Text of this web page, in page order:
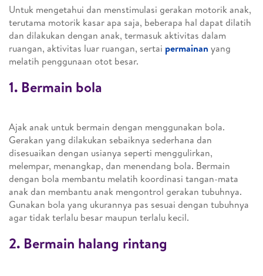
Untuk mengetahui dan menstimulasi gerakan motorik anak,
terutama motorik kasar apa saja, beberapa hal dapat dilatih
dan dilakukan dengan anak, termasuk aktivitas dalam
ruangan, aktivitas luar ruangan, sertai permainan yang
melatih penggunaan otot besar.
1. Bermain bola
Ajak anak untuk bermain dengan menggunakan bola.
Gerakan yang dilakukan sebaiknya sederhana dan
disesuaikan dengan usianya seperti menggulirkan,
melempar, menangkap, dan menendang bola. Bermain
dengan bola membantu melatih koordinasi tangan-mata
anak dan membantu anak mengontrol gerakan tubuhnya.
Gunakan bola yang ukurannya pas sesuai dengan tubuhnya
agar tidak terlalu besar maupun terlalu kecil.
2. Bermain halang rintang